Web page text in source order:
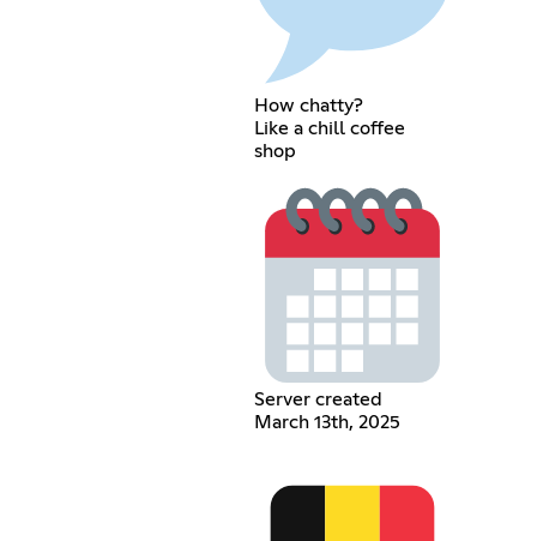
How chatty?
Like a chill coffee
shop
Server created
March 13th, 2025